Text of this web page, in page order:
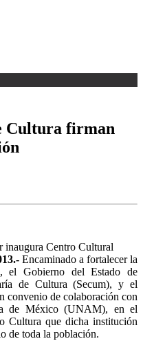
Cultura firman
inaugura Centro Cultural
Encaminado a fortalecer la
el Gobierno del Estado de
de Cultura (Secum), y el
convenio de colaboración con
de México (UNAM), en el
Cultura que dicha institución
de toda la población.